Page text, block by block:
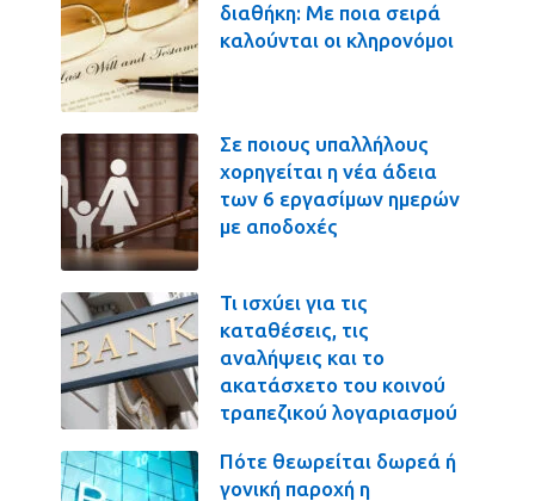
διαθήκη: Με ποια σειρά
καλούνται οι κληρονόμοι
Σε ποιους υπαλλήλους
χορηγείται η νέα άδεια
των 6 εργασίμων ημερών
με αποδοχές
Τι ισχύει για τις
καταθέσεις, τις
αναλήψεις και το
ακατάσχετο του κοινού
τραπεζικού λογαριασμού
Πότε θεωρείται δωρεά ή
γονική παροχή η